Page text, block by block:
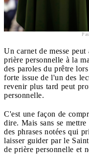
Un carnet de messe
prière personnelle à la
des paroles du prêtre
forte issue de l'un des
revenir plus tard peut
personnelle.
C'est une façon de
dire. Mais sans se
des phrases notées qui
laisser guider par le
de prière personnelle et